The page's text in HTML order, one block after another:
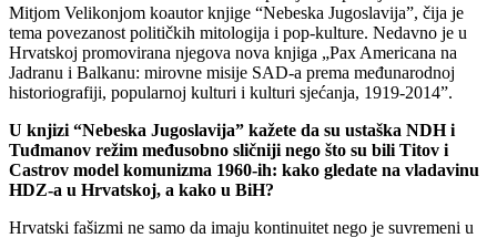
Mitjom Velikonjom koautor knjige “Nebeska Jugoslavija”, čija je
tema povezanost političkih mitologija i pop-kulture. Nedavno je u
Hrvatskoj promovirana njegova nova knjiga „Pax Americana na
Jadranu i Balkanu: mirovne misije SAD-a prema međunarodnoj
historiografiji, popularnoj kulturi i kulturi sjećanja, 1919-2014”.
U knjizi “Nebeska Jugoslavija” kažete da su ustaška NDH i
Tuđmanov režim međusobno sličniji nego što su bili Titov i
Castrov model komunizma 1960-ih: kako gledate na vladavinu
HDZ-a u Hrvatskoj, a kako u BiH?
Hrvatski fašizmi ne samo da imaju kontinuitet nego je suvremeni u